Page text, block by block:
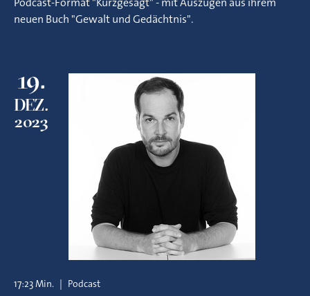
neuen Buch "Gewalt und Gedächtnis".
19.
DEZ.
2023
17:23 Min. | Podcast